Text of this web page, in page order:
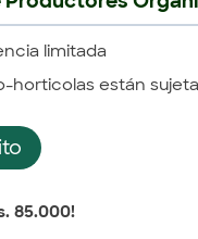
limitada
horticolas están
85.000!